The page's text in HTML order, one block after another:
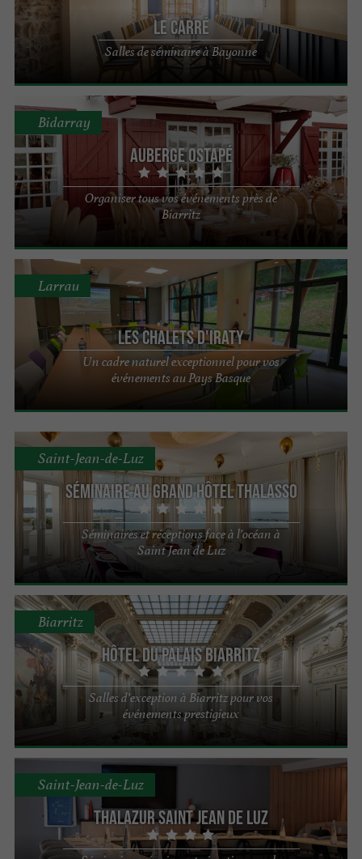
Le Carré
Salles de séminaire à Bayonne
Auberge Ostapé
Organiser tous vos événements près de
Biarritz
Bidarray
Les Chalets d'Iraty
Un cadre naturel exceptionnel pour vos
événements au Pays Basque
Larrau
Séminaire au Grand Hôtel Thalasso
Séminaires et réceptions face à l’océan à
Saint Jean de Luz
Saint-Jean-de-Luz
Hôtel du Palais Biarritz
Salles d’exception à Biarritz pour vos
événements prestigieux
Biarritz
Thalazur Saint Jean de Luz
Saint-Jean-de-Luz